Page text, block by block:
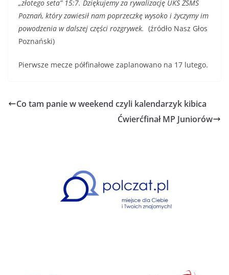
„złotego seta” 15:7. Dziękujemy za rywalizację UKS ZSMS
Poznań, który zawiesił nam poprzeczkę wysoko i życzymy im
powodzenia w dalszej części rozgrywek. (źródło Nasz Głos
Poznański)
Pierwsze mecze półfinałowe zaplanowano na 17 lutego.
Co tam panie w weekend czyli kalendarzyk kibica
Ćwierćfinał MP Juniorów